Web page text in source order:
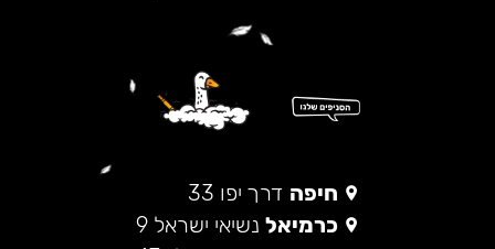
חיפה דרך יפו 33
כרמיאל נשיאי ישראל 9